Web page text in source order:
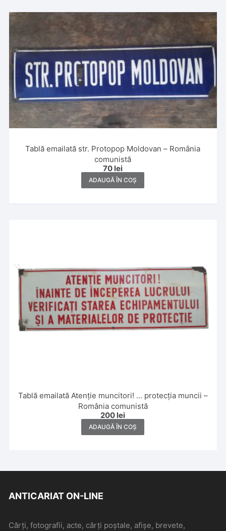
Tablă emailată str. Protopop Moldovan – România
comunistă
70 lei
ADAUGĂ ÎN COȘ
Tablă emailată Atenție muncitori! … protecția muncii –
România comunistă
200 lei
ADAUGĂ ÎN COȘ
ANTICARIAT ON-LINE
Cărți, fotografii, acte, cărți poștale, afișe, brevete,